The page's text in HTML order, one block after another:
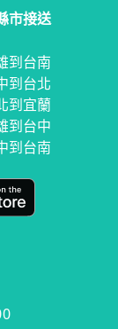
市接送
到台南
到台北
到宜蘭
到台中
到台南